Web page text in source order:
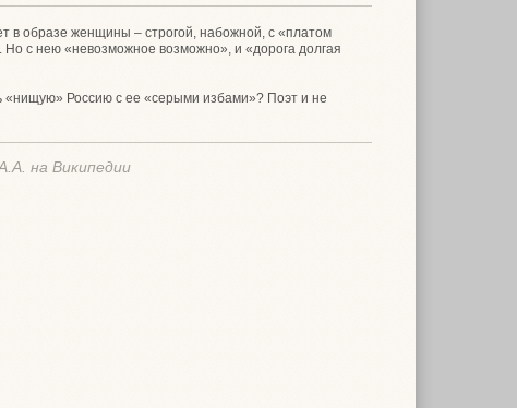
в образе женщины – строгой, набожной, с «платом
с нею «невозможное возможно», и «дорога долгая
«нищую» Россию с ее «серыми избами»? Поэт и не
на Википедии